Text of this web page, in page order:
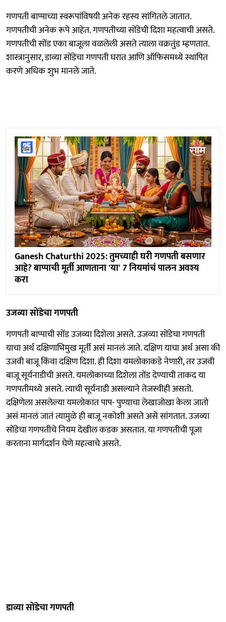
गणपती बाप्पाच्या स्वरूपांविषयी अनेक रहस्य सांगितले जातात.
गणपतीची अनेक रूपे आहेत. गणपतीच्या सोंडेची दिशा महत्वाची असते.
गणपतीची सोंड एका बाजूला वळलेली असते त्याला वक्रतुंड म्हणतात.
शास्त्रानुसार, डाव्या सोंडेचा गणपती घरात आणि ऑफिसमध्ये स्थापित
करणे अधिक शुभ मानले जाते.
Ganesh Chaturthi 2025: तुमच्याही घरी गणपती बसणार
आहे? बाप्पाची मूर्ती आणताना 'या' 7 नियमांचं पालन अवश्य
करा
उजव्या सोंडेचा गणपती
गणपती बाप्पाची सोंड उजव्या दिशेला असते. उजव्या सोंडेचा गणपती
याचा अर्थ दक्षिणाभिमुख मूर्ती असं मानलं जाते. दक्षिण याचा अर्थ असा की
उजवी बाजू किंवा दक्षिण दिशा. ही दिशा यमलोकाकडे नेणारी, तर उजवी
बाजू सूर्यनाडीची असते. यमलोकाच्या दिशेला तोंड देण्याची ताकद या
गणपतीमध्ये असते. त्याची सूर्यनाडी असल्याने तेजस्वीही असतो.
दक्षिणेला असलेल्या यमलोकात पाप- पुण्याचा लेखाजोखा केला जातो
असं मानलं जातं त्यामुळे ही बाजू नकोशी असते असे सांगतात. उजव्या
सोंडेचा गणपतीचे नियम देखील कडक असतात. या गणपतीची पूजा
करताना मार्गदर्शन घेणे महत्वाचे असते.
डाव्या सोंडेचा गणपती